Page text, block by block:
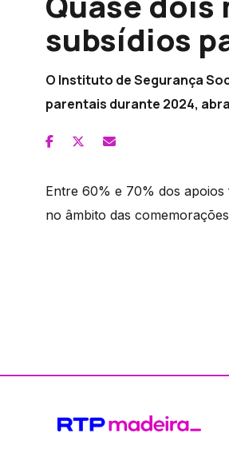
subsídios
O Instituto de Segurança
parentais durante 2024,
Entre 60% e 70% dos
no âmbito das